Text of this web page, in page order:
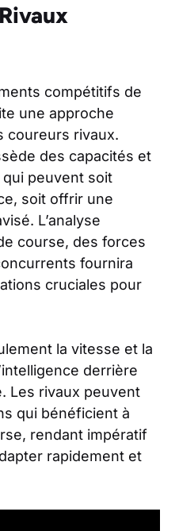
compétitifs de
une approche
coureurs rivaux.
des capacités et
peuvent soit
soit offrir une
L’analyse
course, des forces
fournira
cruciales pour
la vitesse et la
derrière
Les rivaux peuvent
qui bénéficient à
rendant impératif
rapidement et